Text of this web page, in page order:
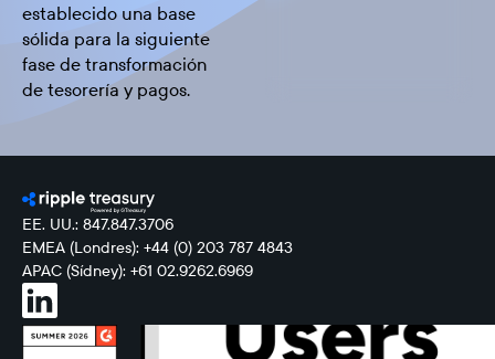
establecido una base
sólida para la siguiente
fase de transformación
de tesorería y pagos.
EE. UU.: 847.847.3706
EMEA (Londres): +44 (0) 203 787 4843
APAC (Sídney): +61 02.9262.6969